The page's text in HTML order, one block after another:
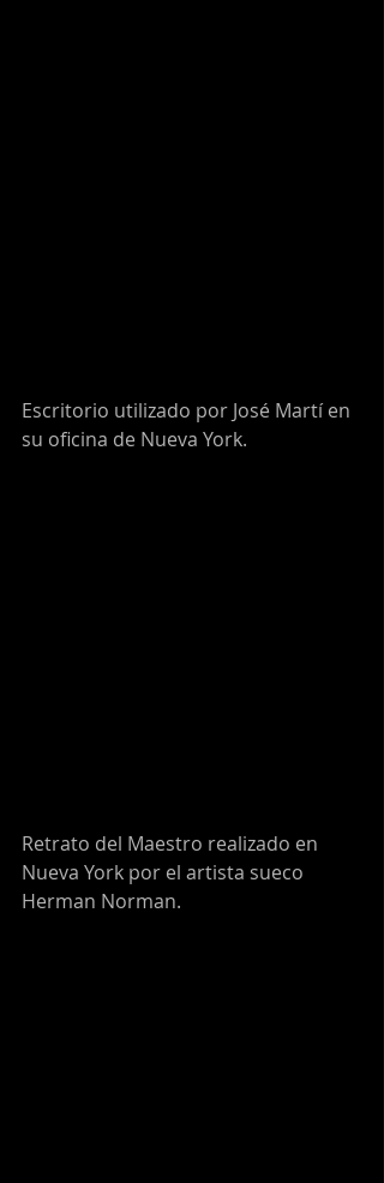
Escritorio utilizado por José Martí en
su oficina de Nueva York.
Retrato del Maestro realizado en
Nueva York por el artista sueco
Herman Norman.